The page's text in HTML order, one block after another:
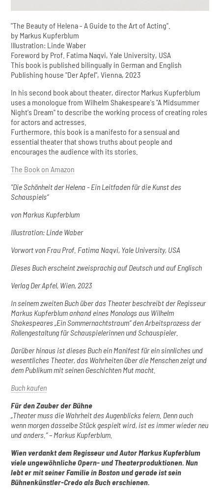
"The Beauty of Helena - A Guide to the Art of Acting".
by Markus Kupferblum
Illustration: Linde Waber
Foreword by Prof. Fatima Naqvi, Yale University, USA
This book is published bilingually in German and English
Publishing house "Der Apfel", Vienna, 2023
In his second book about theater, director Markus Kupferblum
uses a monologue from Wilhelm Shakespeare's "A Midsummer
Night's Dream" to describe the working process of creating roles
for actors and actresses.
Furthermore, this book is a manifesto for a sensual and
essential theater that shows truths about people and
encourages the audience with its stories.
The Book on Amazon
"Die Schönheit der Helena - Ein Leitfaden für die Kunst des
Schauspiels“
von Markus Kupferblum
Illustration: Linde Waber
Vorwort von Frau Prof. Fatima Naqvi, Yale University, USA
Dieses Buch erscheint zweisprachig auf Deutsch und auf Englisch
Verlag Der Apfel, Wien, 2023
In seinem zweiten Buch über das Theater beschreibt der Regisseur
Markus Kupferblum anhand eines Monologs aus Wilhelm
Shakespeares „Ein Sommernachtstraum“ den Arbeitsprozess der
Rollengestaltung für Schauspielerinnen und Schauspieler.
Darüber hinaus ist dieses Buch ein Manifest für ein sinnliches und
wesentliches Theater, das Wahrheiten über die Menschen zeigt und
dem Publikum mit seinen Geschichten Mut macht.
Buch kaufen
Für den Zauber der Bühne
„Theater muss die Wahrheit des Augenblicks feiern. Denn auch
wenn morgen dasselbe Stück gespielt wird, ist es immer wieder neu
und anders.” – Markus Kupferblum.
Wien verdankt dem Regisseur und Autor Markus Kupferblum
viele ungewöhnliche Opern- und Theaterproduktionen. Nun
lebt er mit seiner Familie in Boston und gerade ist sein
Bühnenkünstler-Credo als Buch erschienen.